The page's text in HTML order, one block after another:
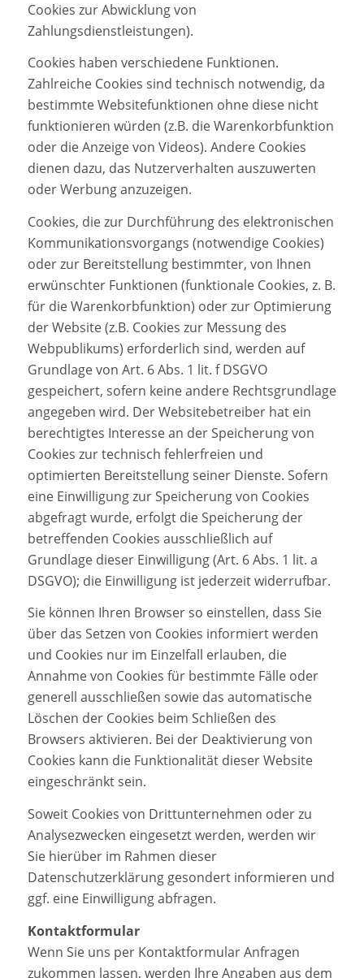
Cookies zur Abwicklung von
Zahlungsdienstleistungen).
Cookies haben verschiedene Funktionen.
Zahlreiche Cookies sind technisch notwendig, da
bestimmte Websitefunktionen ohne diese nicht
funktionieren würden (z.B. die Warenkorbfunktion
oder die Anzeige von Videos). Andere Cookies
dienen dazu, das Nutzerverhalten auszuwerten
oder Werbung anzuzeigen.
Cookies, die zur Durchführung des elektronischen
Kommunikationsvorgangs (notwendige Cookies)
oder zur Bereitstellung bestimmter, von Ihnen
erwünschter Funktionen (funktionale Cookies, z. B.
für die Warenkorbfunktion) oder zur Optimierung
der Website (z.B. Cookies zur Messung des
Webpublikums) erforderlich sind, werden auf
Grundlage von Art. 6 Abs. 1 lit. f DSGVO
gespeichert, sofern keine andere Rechtsgrundlage
angegeben wird. Der Websitebetreiber hat ein
berechtigtes Interesse an der Speicherung von
Cookies zur technisch fehlerfreien und
optimierten Bereitstellung seiner Dienste. Sofern
eine Einwilligung zur Speicherung von Cookies
abgefragt wurde, erfolgt die Speicherung der
betreffenden Cookies ausschließlich auf
Grundlage dieser Einwilligung (Art. 6 Abs. 1 lit. a
DSGVO); die Einwilligung ist jederzeit widerrufbar.
Sie können Ihren Browser so einstellen, dass Sie
über das Setzen von Cookies informiert werden
und Cookies nur im Einzelfall erlauben, die
Annahme von Cookies für bestimmte Fälle oder
generell ausschließen sowie das automatische
Löschen der Cookies beim Schließen des
Browsers aktivieren. Bei der Deaktivierung von
Cookies kann die Funktionalität dieser Website
eingeschränkt sein.
Soweit Cookies von Drittunternehmen oder zu
Analysezwecken eingesetzt werden, werden wir
Sie hierüber im Rahmen dieser
Datenschutzerklärung gesondert informieren und
ggf. eine Einwilligung abfragen.
Kontaktformular
Wenn Sie uns per Kontaktformular Anfragen
zukommen lassen, werden Ihre Angaben aus dem